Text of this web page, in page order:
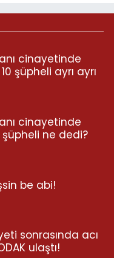
cinayetinde
şüpheli ayrı ayrı
cinayetinde
şüpheli ne dedi?
be abi!
sonrasında acı
ulaştı!